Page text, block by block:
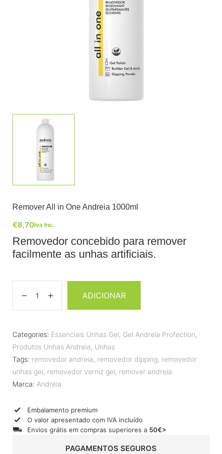
Remover All in One Andreia 1000ml
€8,70Iva Inc.
Removedor concebido para remover
facilmente as unhas artificiais.
ADICIONAR
Categories: Essenciais Unhas Gel, Gel Andreia Profection,
Produtos Unhas Andreia, Unhas
Tags: removedor andreia, removedor dipping, removedor
unhas gel, removedor verniz gel, remover andreia
Marca: Andreia
Embalamento premium
O valor apresentado com IVA incluído
Envios grátis em compras superiores a 50€>
PAGAMENTOS SEGUROS